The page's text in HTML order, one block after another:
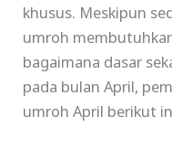
khusus. Meskipun
umroh
bagaimana dasar
pada bulan April,
umroh April berikut